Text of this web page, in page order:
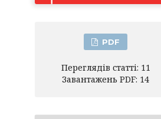
PDF
Переглядів статті: 11
Завантажень PDF: 14